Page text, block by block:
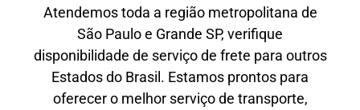
Atendemos toda a região metropolitana de
São Paulo e Grande SP, verifique
disponibilidade de serviço de frete para outros
Estados do Brasil. Estamos prontos para
oferecer o melhor serviço de transporte,